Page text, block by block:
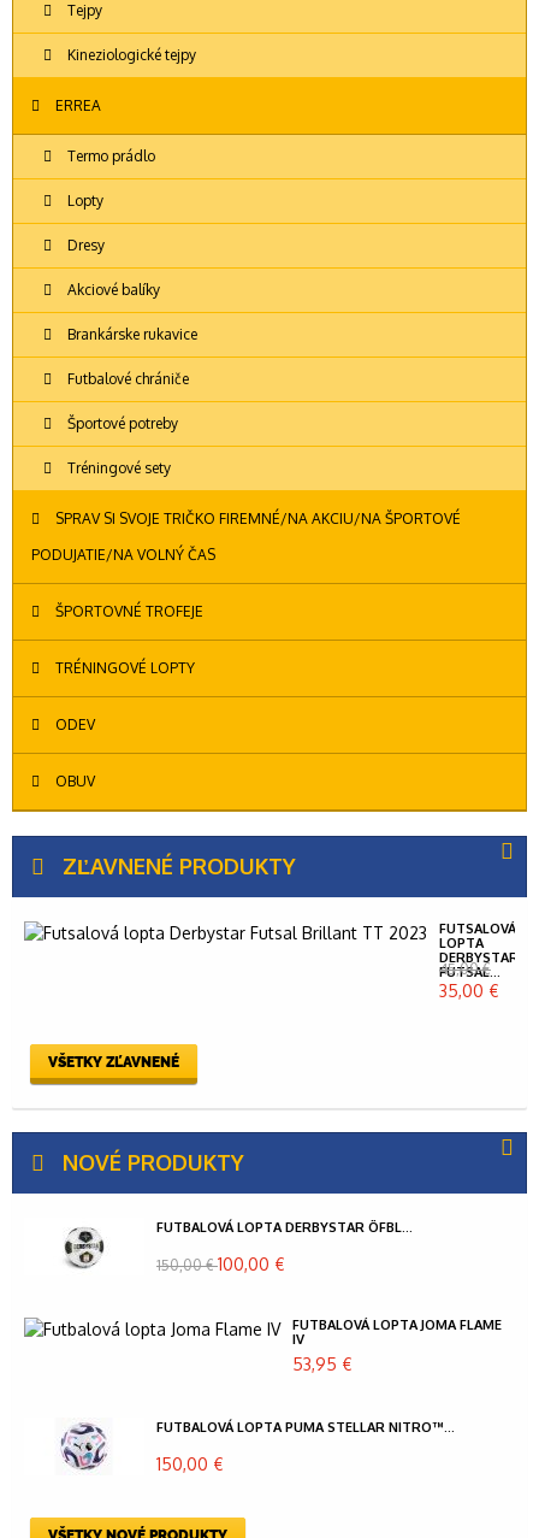
Tejpy
Kineziologické tejpy
ERREA
Termo prádlo
Lopty
Dresy
Akciové balíky
Brankárske rukavice
Futbalové chrániče
Športové potreby
Tréningové sety
SPRAV SI SVOJE TRIČKO FIREMNÉ/NA AKCIU/NA ŠPORTOVÉ
PODUJATIE/NA VOĽNÝ ČAS
ŠPORTOVNÉ TROFEJE
TRÉNINGOVÉ LOPTY
ODEV
OBUV
ZĽAVNENÉ PRODUKTY
FUTSALOVÁ
LOPTA
DERBYSTAR
FUTSAL...
45,00 €
35,00 €
VŠETKY ZĽAVNENÉ
NOVÉ PRODUKTY
FUTBALOVÁ LOPTA DERBYSTAR ÖFBL...
150,00 €100,00 €
FUTBALOVÁ LOPTA JOMA FLAME
IV
53,95 €
FUTBALOVÁ LOPTA PUMA STELLAR NITRO™...
150,00 €